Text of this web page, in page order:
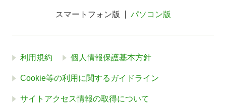
スマートフォン版 パソコン版
利用規約 個人情報保護基本方針
Cookie等の利用に関するガイドライン
サイトアクセス情報の取得について